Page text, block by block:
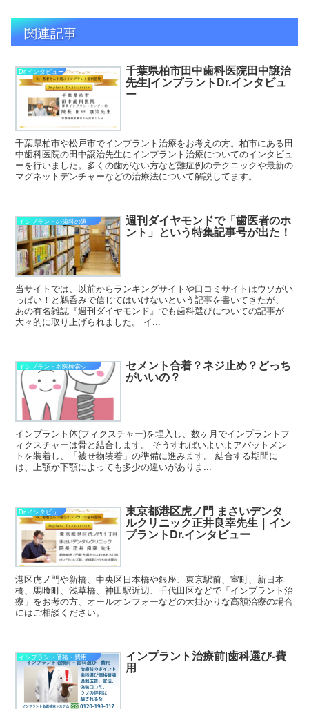
関連記事
Dr.インタビュー 千葉県柏市田中歯科医院田中譲治
先生|インプラントDr.インタビュ
ー
千葉県柏市や松戸市でインプラント治療をお考えの方。柏市にある田
中歯科医院の田中譲治先生にインプラント治療についてのインタビュ
ーを行いました。多くの歯がない方など難症例のテクニックや最新の
マグネットデンチャーなどの治療法について解説してます。
インプラントの歯科の選び方 週刊ダイヤモンドで「歯医者のホ
ント」という特集記事号が出た！
当サイトでは、以前からランキングサイトや口コミサイトはウソがい
っぱい！と鵜呑みで信じてはいけないという記事を書いてきたが、
あの有名雑誌『週刊ダイヤモンド』でも歯科選びについての記事が
大々的に取り上げられました。 イ...
インプラント名医検索システム セメント合着？ネジ止め？どっち
がいいの？
インプラント体(フィクスチャー)を埋入し、数ヶ月でインプラントフ
ィクスチャーは骨と結合します。 そうすればいよいよアバットメン
トを装着し、「被せ物装着」の準備に進みます。 結合する期間に
は、上顎か下顎によっても多少の違いがありま...
Dr.インタビュー 東京都港区虎ノ門 まさいデンタ
ルクリニック正井良幸先生｜イン
プラントDr.インタビュー
港区虎ノ門や新橋、中央区日本橋や銀座、東京駅前、室町、新日本
橋、馬喰町、浅草橋、神田駅近辺、千代田区などで「インプラント治
療」をお考の方、オールオンフォーなどの大掛かりな高額治療の場合
にはご相談ください。
インプラント価格・費用・金額 インプラント治療前|歯科選び-費
用